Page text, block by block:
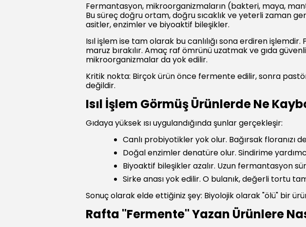
Fermantasyon, mikroorganizmaların (bakteri, maya,
Bu süreç doğru ortam, doğru sıcaklık ve yeterli zaman
asitler, enzimler ve biyoaktif bileşikler.
Isıl işlem ise tam olarak bu canlılığı sona erdiren
maruz bırakılır. Amaç raf ömrünü uzatmak ve gıda
mikroorganizmalar da yok edilir.
Kritik nokta: Birçok ürün önce fermente edilir, sonra
değildir.
Isıl İşlem Görmüş Ürünlerde Ne
Gıdaya yüksek ısı uygulandığında şunlar gerçekleşir:
Canlı probiyotikler yok olur. Bağırsak floranızı
Doğal enzimler denatüre olur. Sindirime
Biyoaktif bileşikler azalır. Uzun fermantasyon
Sirke anası yok edilir. O bulanık, değerli tortu
Sonuç olarak elde ettiğiniz şey: Biyolojik olarak "ölü" bir
Rafta "Fermente" Yazan Ürünlere